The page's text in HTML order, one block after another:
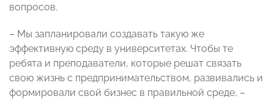
вопросов.
– Мы запланировали создавать такую же
эффективную среду в университетах. Чтобы те
ребята и преподаватели, которые решат связать
свою жизнь с предпринимательством, развивались и
формировали свой бизнес в правильной среде, –